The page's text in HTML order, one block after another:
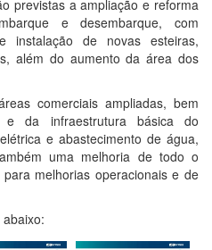
previstas a ampliação e reforma
e desembarque, com
instalação de novas esteiras,
além do aumento da área dos
comerciais ampliadas, bem
da infraestrutura básica do
e abastecimento de água,
uma melhoria de todo o
melhorias operacionais e de